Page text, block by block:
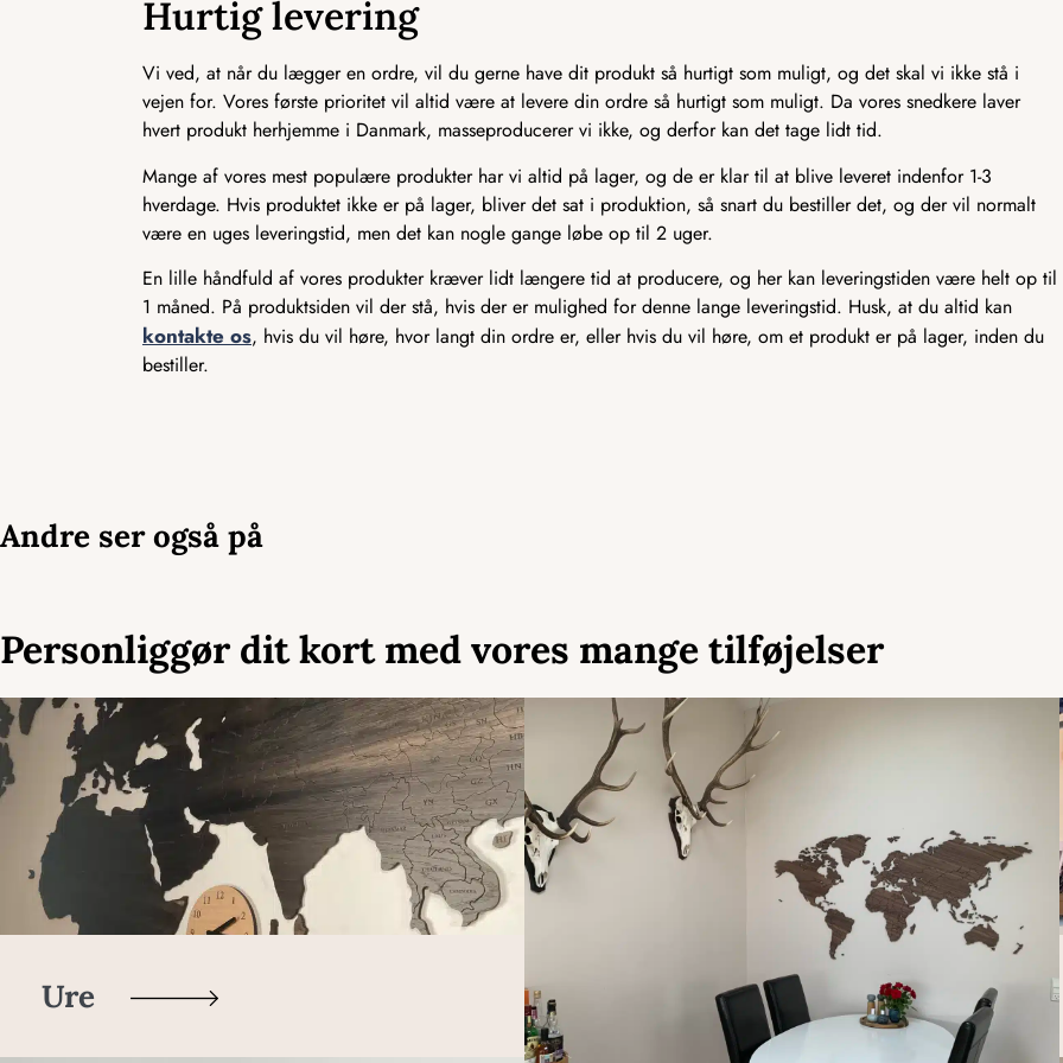
Hurtig levering
Vi ved, at når du lægger en ordre, vil du gerne have dit produkt så hurtigt som muligt, og det skal vi ikke stå i
vejen for. Vores første prioritet vil altid være at levere din ordre så hurtigt som muligt. Da vores snedkere laver
hvert produkt herhjemme i Danmark, masseproducerer vi ikke, og derfor kan det tage lidt tid.
Mange af vores mest populære produkter har vi altid på lager, og de er klar til at blive leveret indenfor 1-3
hverdage. Hvis produktet ikke er på lager, bliver det sat i produktion, så snart du bestiller det, og der vil normalt
være en uges leveringstid, men det kan nogle gange løbe op til 2 uger.
En lille håndfuld af vores produkter kræver lidt længere tid at producere, og her kan leveringstiden være helt op til
1 måned. På produktsiden vil der stå, hvis der er mulighed for denne lange leveringstid. Husk, at du altid kan
kontakte os, hvis du vil høre, hvor langt din ordre er, eller hvis du vil høre, om et produkt er på lager, inden du
bestiller.
Andre ser også på
Personliggør dit kort med vores mange tilføjelser
Ure